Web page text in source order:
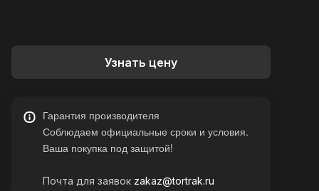
Узнать цену
Гарантия производителя
Соблюдаем официальные сроки и условия.
Ваша покупка под защитой!
Почта для заявок zakaz@tortrak.ru